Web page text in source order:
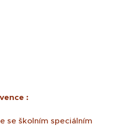
:
se školním speciálním